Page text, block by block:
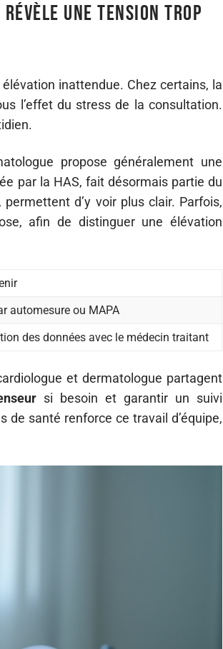
une tension trop
inattendue. Chez certains, la
l’effet du stress de la consultation.
propose généralement une
par la HAS, fait désormais partie du
d’y voir plus clair. Parfois,
afin de distinguer une élévation
automesure ou MAPA
des données avec le médecin traitant
et dermatologue partagent
si besoin et garantir un suivi
santé renforce ce travail d’équipe,